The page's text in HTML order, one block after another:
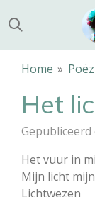
direct
naar
Home »
Het
Gepubliceerd
Het vuur in
Mijn licht
Lichtwezen